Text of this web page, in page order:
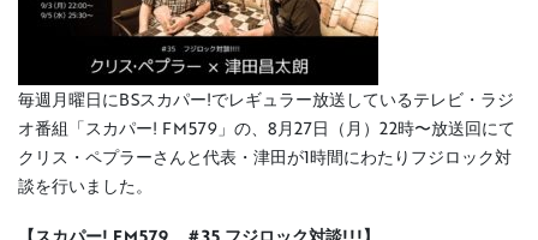
毎週月曜日にBSスカパー!でレギュラー放送しているテレビ・ラジ
オ番組「スカパー! FM579」の、8月27日（月）22時〜放送回にて
クリス・ペプラーさんと代表・津田が1時間にわたりフジロック対
談を行いました。